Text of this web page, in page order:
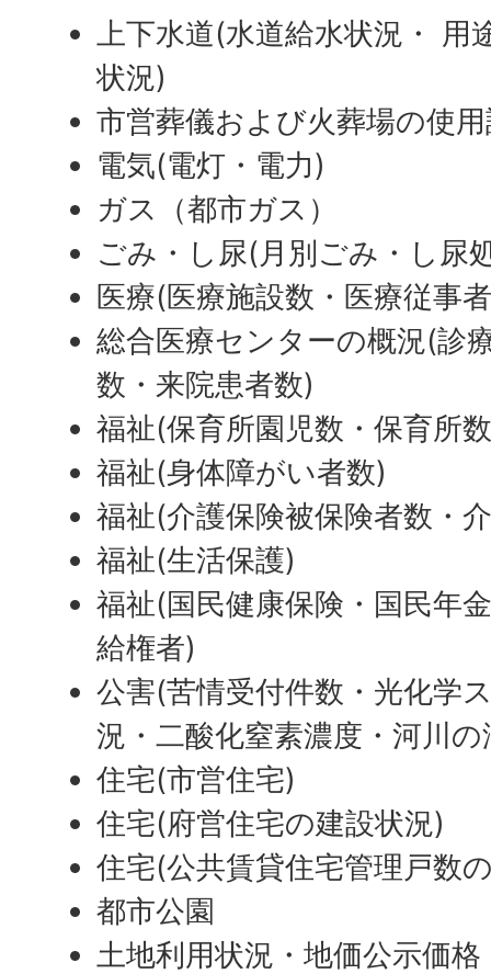
上下水道(水道給水状況・ 用
状況)
市営葬儀および火葬場の使
電気(電灯・電力)
ガス（都市ガス）
ごみ・し尿(月別ごみ・し尿
医療(医療施設数・医療従事
総合医療センターの概況(診
数・来院患者数)
福祉(保育所園児数・保育所
福祉(身体障がい者数)
福祉(介護保険被保険者数・
福祉(生活保護)
福祉(国民健康保険・国民年
給権者)
公害(苦情受付件数・光化学
況・二酸化窒素濃度・河川
住宅(市営住宅)
住宅(府営住宅の建設状況)
住宅(公共賃貸住宅管理戸数
都市公園
土地利用状況・地価公示価格